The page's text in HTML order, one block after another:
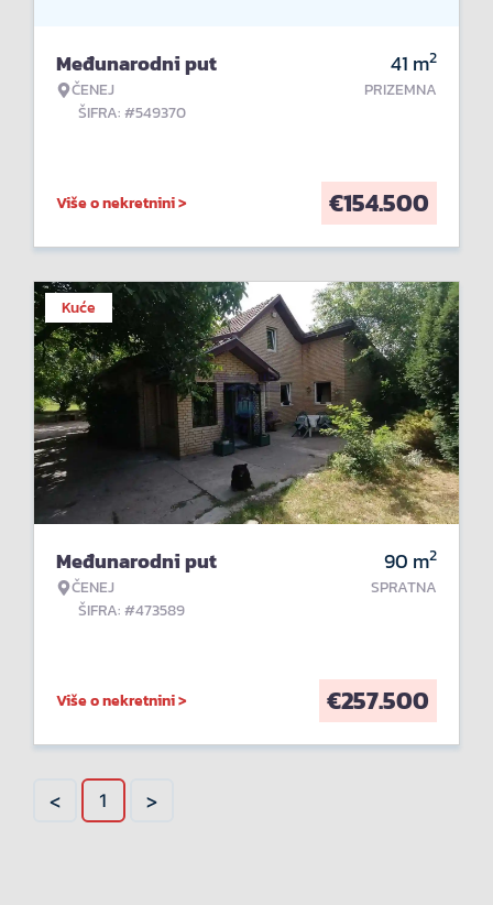
Međunarodni put
ČENEJ
ŠIFRA: #549370
41 m2
PRIZEMNA
Više o nekretnini > €154.500
Kuće
Međunarodni put
ČENEJ
ŠIFRA: #473589
90 m2
SPRATNA
Više o nekretnini > €257.500
< 1 >